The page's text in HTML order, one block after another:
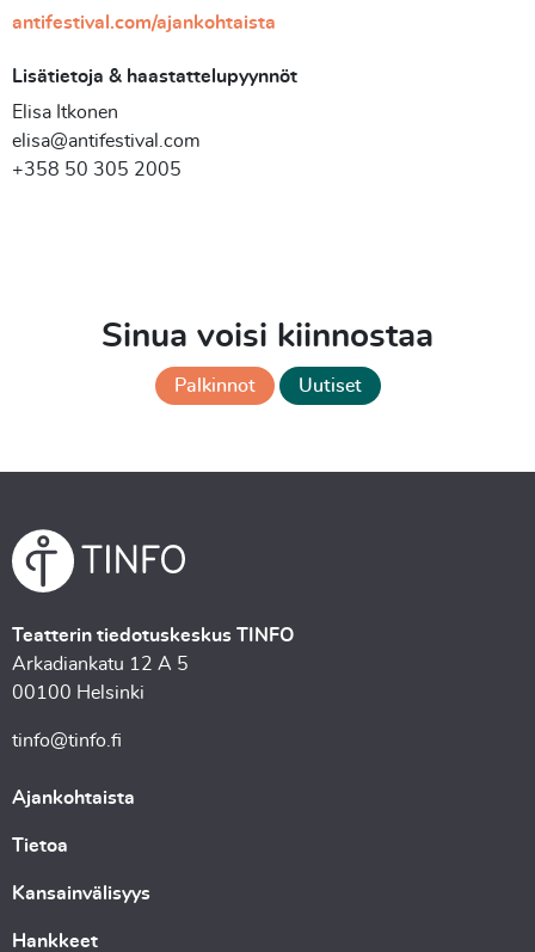
antifestival.com/ajankohtaista
Lisätietoja & haastattelupyynnöt
Elisa Itkonen
elisa@antifestival.com
+358 50 305 2005
Sinua voisi kiinnostaa
Palkinnot Uutiset
Teatterin tiedotuskeskus TINFO
Arkadiankatu 12 A 5
00100 Helsinki
tinfo@tinfo.fi
Ajankohtaista
Tietoa
Kansainvälisyys
Hankkeet